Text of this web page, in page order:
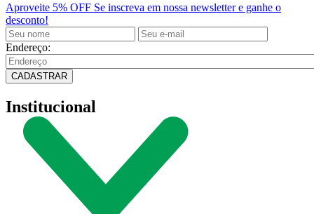
Aproveite 5% OFF Se inscreva em nossa newsletter e ganhe o
desconto!
Endereço:
CADASTRAR
Institucional